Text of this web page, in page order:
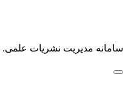
سامانه مدیریت نشریات علمی.